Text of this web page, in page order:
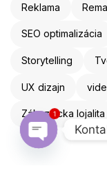
Reklama
SEO optimalizácia
Storytelling
UX dizajn
Zákaznícka lojalita
1